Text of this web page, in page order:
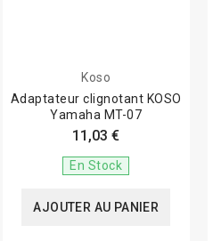
Koso
Adaptateur clignotant KOSO
Yamaha MT-07
11,03 €
En Stock
AJOUTER AU PANIER